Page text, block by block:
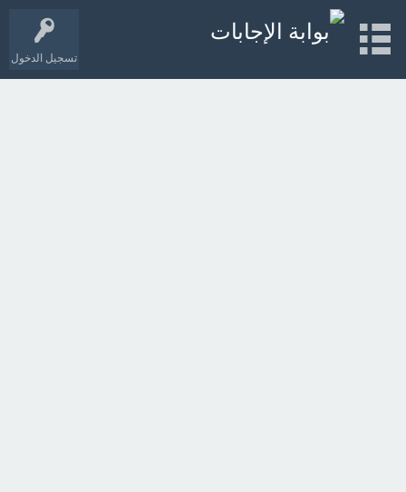
تسجيل الدخول